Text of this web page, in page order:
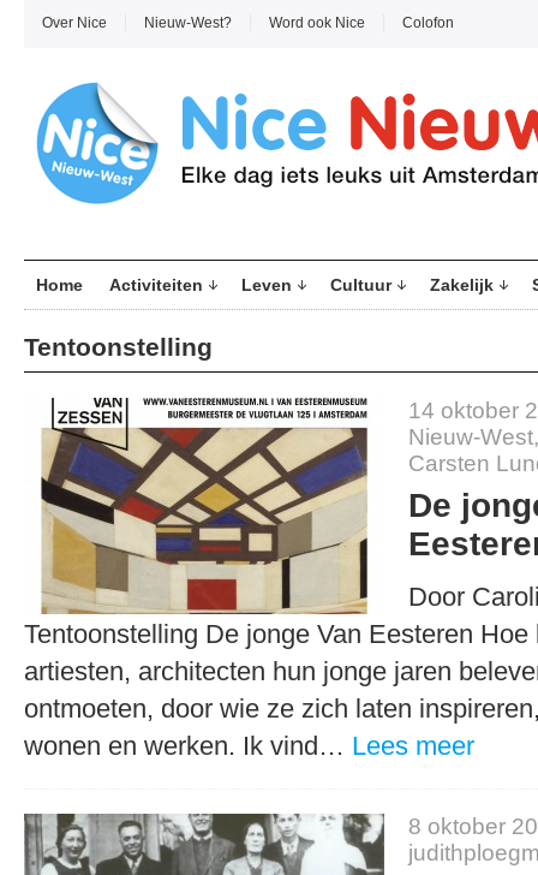
Over Nice Nieuw-West? Word ook Nice Colofon
Home Activiteiten Leven Cultuur Zakelijk
Tentoonstelling
14 oktober
Nieuw-West
Carsten
De
Door
Tentoonstelling De jonge Van Eesteren Hoe
artiesten, architecten hun jonge jaren
ontmoeten, door wie ze zich laten
wonen en werken. Ik vind… Lees meer
8 oktober